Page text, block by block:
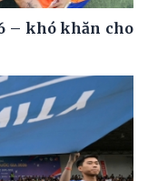
– khó khăn cho